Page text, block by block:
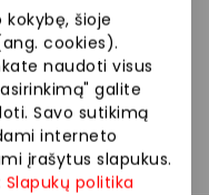
šioje
cookies).
naudoti visus
galite
Savo sutikimą
interneto
įrašytus slapukus.
Slapukų politika
aksesuarai,